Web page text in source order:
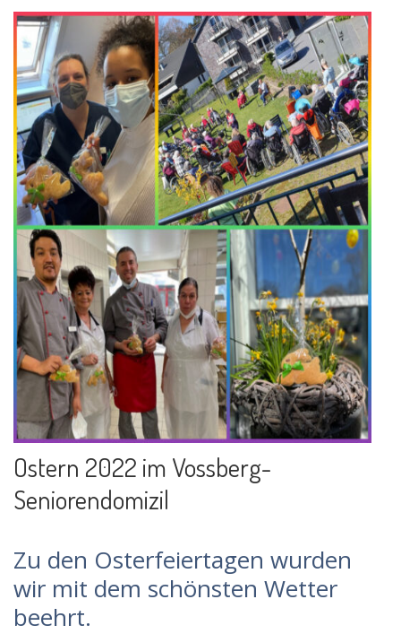
Ostern 2022 im Vossberg-
Seniorendomizil
Zu den Osterfeiertagen wurden
wir mit dem schönsten Wetter
beehrt.